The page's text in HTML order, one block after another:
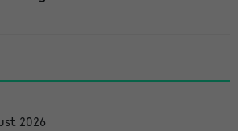
2026